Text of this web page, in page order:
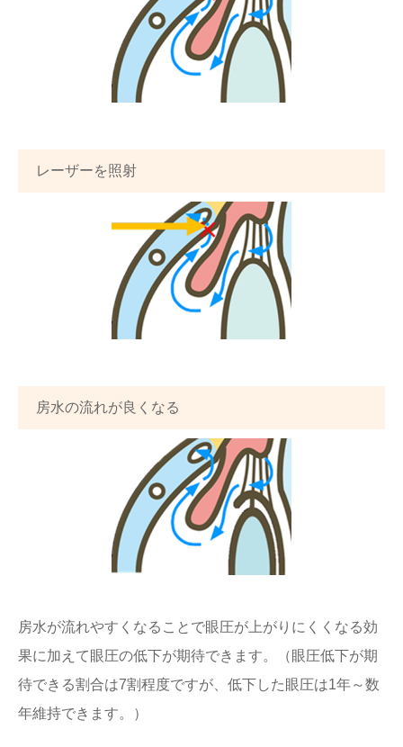
レーザーを照射
房水の流れが良くなる
房水が流れやすくなることで眼圧が上がりにくくなる効
果に加えて眼圧の低下が期待できます。（眼圧低下が期
待できる割合は7割程度ですが、低下した眼圧は1年～数
年維持できます。）